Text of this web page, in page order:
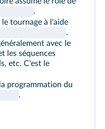
.
tournage à l'aide
.
avec le
les séquences
etc. C'est le
programmation du
.